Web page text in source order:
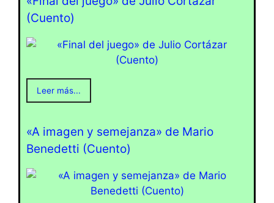
(Cuento)
Leer más...
«A imagen y semejanza» de Mario
Benedetti (Cuento)